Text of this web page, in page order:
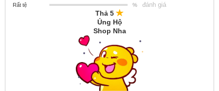
Rất tệ % đánh giá
Thả 5
Ủng Hộ
Shop Nha